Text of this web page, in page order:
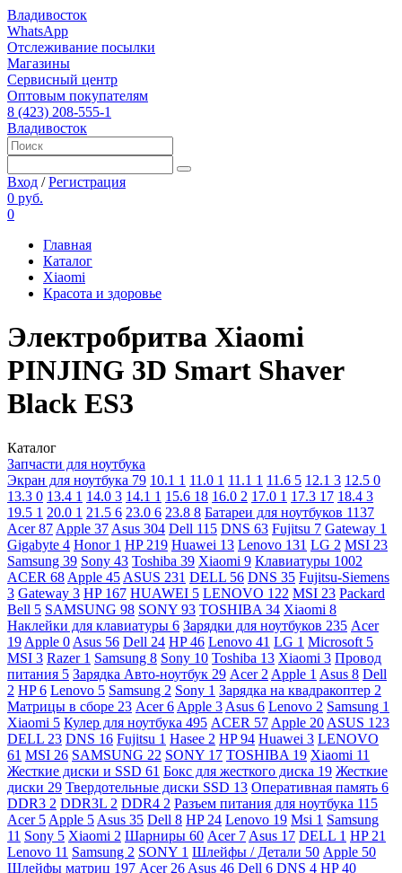
Владивосток
WhatsApp
Отслеживание посылки
Магазины
Сервисный центр
Оптовым покупателям
8 (423) 208-555-1
Владивосток
Вход /Регистрация
0 руб.
0
Главная
Каталог
Xiaomi
Красота и здоровье
Электробритва Xiaomi
PINJING 3D Smart Shaver
Black ES3
Каталог
Запчасти для ноутбука
Экран для ноутбука 79 10.1 1 11.0 1 11.1 1 11.6 5 12.1 3 12.5 0
13.3 0 13.4 1 14.0 3 14.1 1 15.6 18 16.0 2 17.0 1 17.3 17 18.4 3
19.5 1 20.0 1 21.5 6 23.0 6 23.8 8 Батареи для ноутбуков 1137
Acer87 Apple 37 Asus 304 Dell 115 DNS 63 Fujitsu 7 Gateway 1
Gigabyte 4 Honor 1 HP 219 Huawei 13 Lenovo 131 LG 2 MSI 23
Samsung 39 Sony 43 Toshiba 39 Xiaomi 9 Клавиатуры 1002
ACER 68 Apple 45 ASUS 231 DELL 56 DNS 35 Fujitsu-Siemens
3 Gateway 3 HP 167 HUAWEI 5 LENOVO 122 MSI 23 Packard
Bell 5 SAMSUNG 98 SONY 93 TOSHIBA 34 Xiaomi 8
Наклейки для клавиатуры 6 Зарядки для ноутбуков 235 Acer
19 Apple 0 Asus 56 Dell 24 HP46 Lenovo 41 LG 1 Microsoft 5
MSI 3 Razer 1 Samsung 8 Sony 10 Toshiba 13 Xiaomi 3 Провод
питания 5 Зарядка Авто-ноутбук 29 Acer 2 Apple 1 Asus 8 Dell
2 HP6 Lenovo 5 Samsung 2 Sony 1 Зарядка на квадракоптер 2
Матрицы в сборе 23 Acer6 Apple 3 Asus 6 Lenovo 2 Samsung 1
Xiaomi 5 Кулер для ноутбука 495 ACER 57 Apple 20 ASUS 123
DELL 23 DNS 16 Fujitsu 1 Hasee 2 HP94 Huawei 3 LENOVO
61 MSI 26 SAMSUNG 22 SONY 17 TOSHIBA 19 Xiaomi 11
Жесткие диски и SSD 61 Бокс для жесткого диска 19 Жесткие
диски 29 Твердотельные диски SSD 13 Оперативная память 6
DDR3 2 DDR3L 2 DDR4 2 Разъем питания для ноутбука 115
Acer 5 Apple 5 Asus 35 Dell 8 HP 24 Lenovo 19 Msi 1 Samsung
11 Sony 5 Xiaomi 2 Шарниры 60 Acer 7 Asus 17 DELL 1 HP 21
Lenovo 11 Samsung 2 SONY 1 Шлейфы / Детали 50 Apple 50
Шлейфы матриц 197 Acer 26 Asus 46 Dell 6 DNS 4 HP40